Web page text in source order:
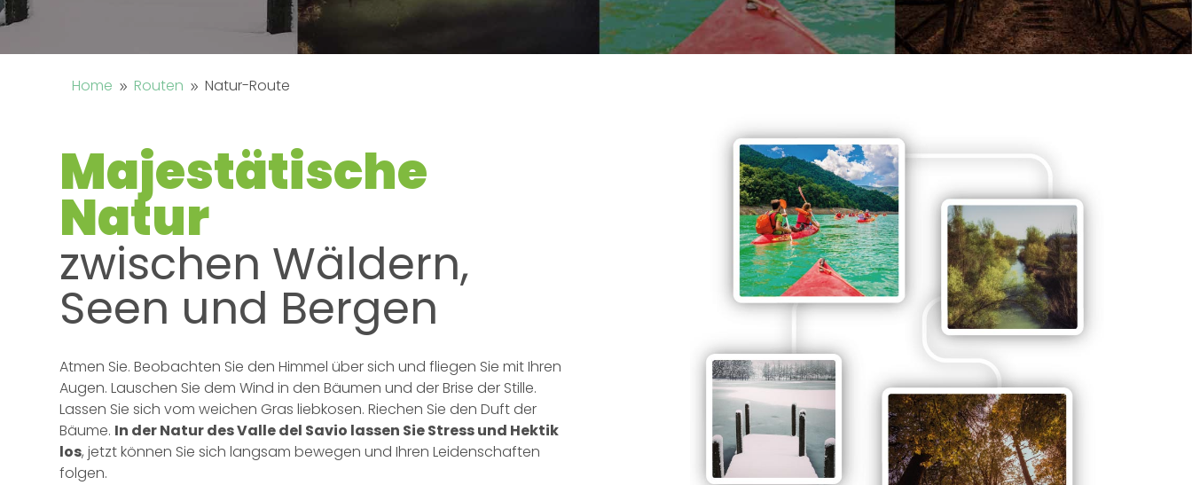
Home 9 Routen 9 Natur-Route
Majestätische
Natur
zwischen Wäldern,
Seen und Bergen
Atmen Sie. Beobachten Sie den Himmel über sich und fliegen Sie mit Ihren
Augen. Lauschen Sie dem Wind in den Bäumen und der Brise der Stille.
Lassen Sie sich vom weichen Gras liebkosen. Riechen Sie den Duft der
Bäume. In der Natur des Valle del Savio lassen Sie Stress und Hektik
los, jetzt können Sie sich langsam bewegen und Ihren Leidenschaften
folgen.